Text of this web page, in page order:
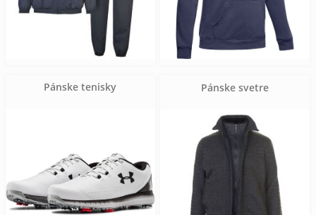
Pánske tenisky Pánske svetre